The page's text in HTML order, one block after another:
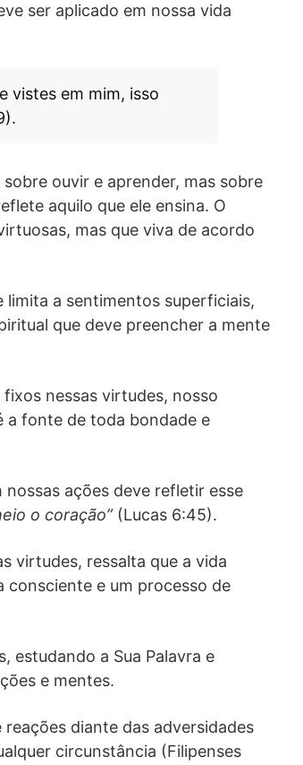
ser aplicado em nossa vida
vistes em mim, isso
ouvir e aprender, mas sobre
aquilo que ele ensina. O
mas que viva de acordo
limita a sentimentos superficiais,
que deve preencher a mente
nessas virtudes, nosso
a fonte de toda bondade e
ações deve refletir esse
o coração”(Lucas 6:45).
virtudes, ressalta que a vida
consciente e um processo de
estudando a Sua Palavra e
e mentes.
diante das adversidades
circunstância (Filipenses